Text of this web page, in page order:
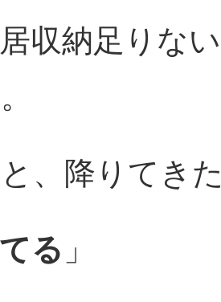
居収納足りな
、降りてき
る 」